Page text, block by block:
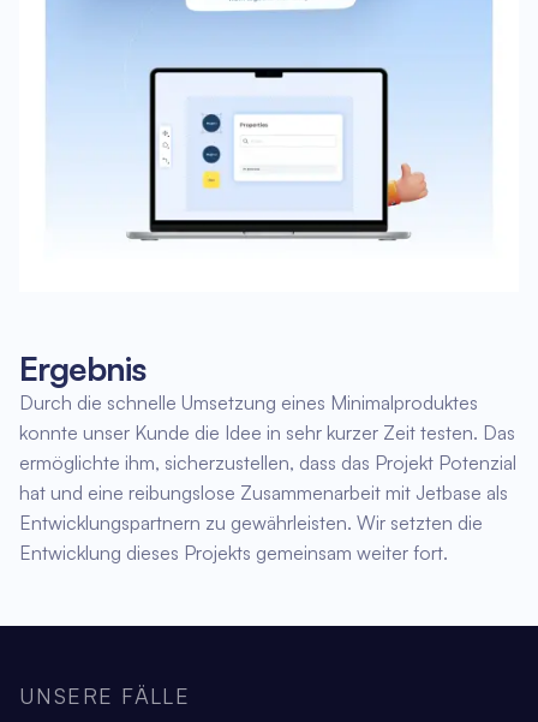
Ergebnis
Durch die schnelle Umsetzung eines Minimalproduktes
konnte unser Kunde die Idee in sehr kurzer Zeit testen. Das
ermöglichte ihm, sicherzustellen, dass das Projekt Potenzial
hat und eine reibungslose Zusammenarbeit mit Jetbase als
Entwicklungspartnern zu gewährleisten. Wir setzten die
Entwicklung dieses Projekts gemeinsam weiter fort.
UNSERE FÄLLE